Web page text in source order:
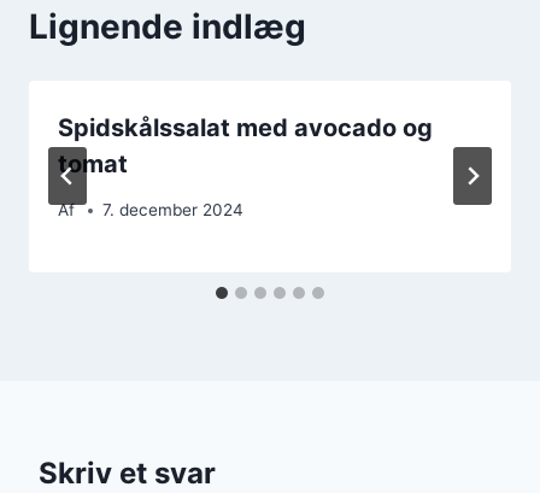
Lignende indlæg
Spidskålssalat med avocado og
tomat
Af 7. december 2024
Skriv et svar